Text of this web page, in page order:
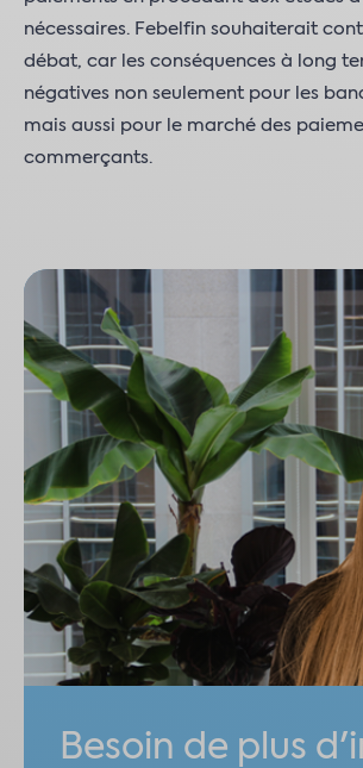
nécessaires. Febelfin souhaiterait
débat, car les conséquences à long
négatives non seulement pour les
mais aussi pour le marché des
commerçants.
Besoin de plus